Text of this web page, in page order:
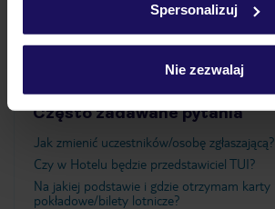
Spersonalizuj
Nie zezwalaj
Ważne informacje
Często zadawane pytania
Jak zmienić uczestników/osobę zgłaszającą?
Czy w Hotelu będzie przedstawiciel TUI?
Na jakiej podstawie i gdzie otrzymam karty
pokładowe/bilety lotnicze?